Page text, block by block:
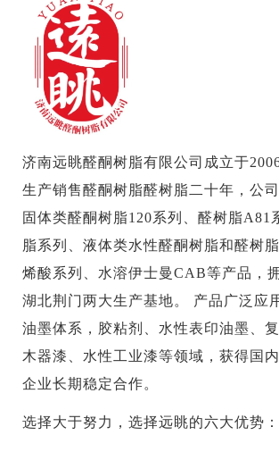
济南远眺醛酮树脂有限公司成立于
生产销售醛酮树脂醛树脂二十年，公
固体类醛酮树脂120系列、醛树脂A81
脂系列、液体类水性醛酮树脂和醛树
烯酸系列、水溶伊士曼CAB等产品，
湖北荆门两大生产基地。 产品广泛应
油墨体系，胶粘剂、水性表印油墨、
木器漆、水性工业漆等领域，获得国
企业长期稳定合作。
选择大于努力，选择远眺的六大优势：